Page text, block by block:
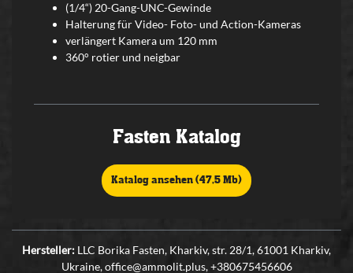
(1/4“) 20-Gang-UNC-Gewinde
Halterung für Video- Foto- und Action-Kameras
verlängert Kamera um 120 mm
360° rotier und neigbar
Fasten Katalog
Katalog ansehen (47,5 Mb)
Hersteller: LLC Borika Fasten, Kharkiv, str. 28/1, 61001 Kharkiv,
Ukraine, office@ammolit.plus, +380675456606